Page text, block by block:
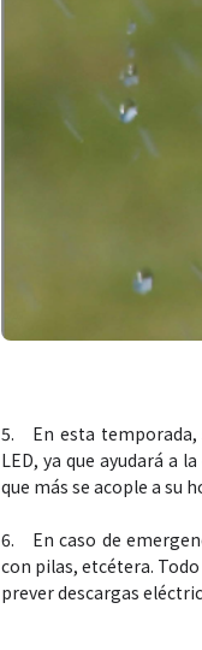
5.
En esta
LED, ya que ayudará a
que más se acople a su
6.
En caso de
con pilas, etcétera.
prever descargas